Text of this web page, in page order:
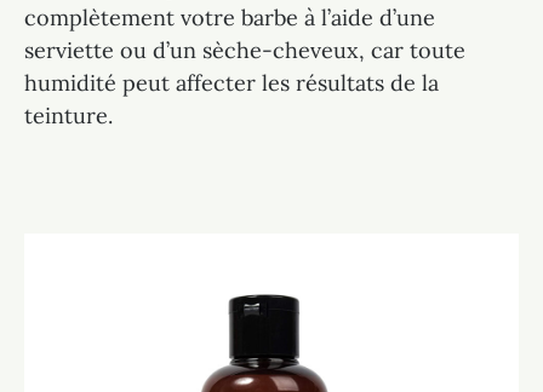
complètement votre barbe à l’aide d’une
serviette ou d’un sèche-cheveux, car toute
humidité peut affecter les résultats de la
teinture.